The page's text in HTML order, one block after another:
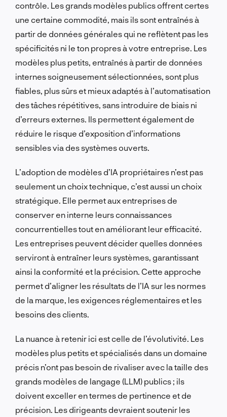
contrôle. Les grands modèles publics offrent certes
une certaine commodité, mais ils sont entraînés à
partir de données générales qui ne reflètent pas les
spécificités ni le ton propres à votre entreprise. Les
modèles plus petits, entraînés à partir de données
internes soigneusement sélectionnées, sont plus
fiables, plus sûrs et mieux adaptés à l’automatisation
des tâches répétitives, sans introduire de biais ni
d’erreurs externes. Ils permettent également de
réduire le risque d’exposition d’informations
sensibles via des systèmes ouverts.
L’adoption de modèles d’IA propriétaires n’est pas
seulement un choix technique, c’est aussi un choix
stratégique. Elle permet aux entreprises de
conserver en interne leurs connaissances
concurrentielles tout en améliorant leur efficacité.
Les entreprises peuvent décider quelles données
serviront à entraîner leurs systèmes, garantissant
ainsi la conformité et la précision. Cette approche
permet d’aligner les résultats de l’IA sur les normes
de la marque, les exigences réglementaires et les
besoins des clients.
La nuance à retenir ici est celle de l’évolutivité. Les
modèles plus petits et spécialisés dans un domaine
précis n’ont pas besoin de rivaliser avec la taille des
grands modèles de langage (LLM) publics ; ils
doivent exceller en termes de pertinence et de
précision. Les dirigeants devraient soutenir les